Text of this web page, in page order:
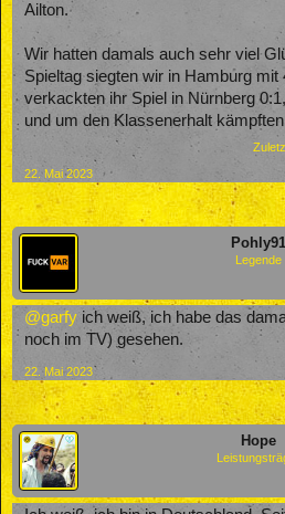
Ailton.
Wir hatten damals auch sehr viel
Spieltag siegten wir in Hamburg mit
verkackten ihr Spiel in Nürnberg
und um den Klassenerhalt
22. Mai 2023
Pohly91
Legende
@garfy ich weiß, ich habe das
noch im TV) gesehen.
22. Mai 2023
Hope